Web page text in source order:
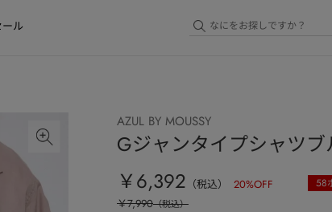
ール
AZUL BY MOUSSY
Gジャンタイプシャツブ
￥6,392 （税込） 20%OFF 58
￥7,990（税込）